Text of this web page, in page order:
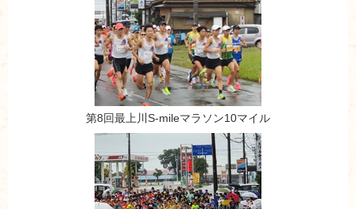
第8回最上川S-mileマラソン10マイル